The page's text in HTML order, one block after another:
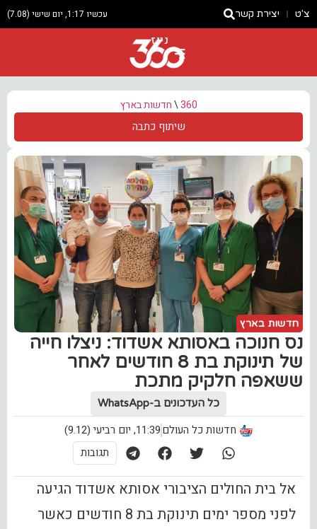
צ'ט יצירת קשר עכשיו 1:17, יום שישי (7.08)
ניוז
360
\חדשות בארץ
שיתוף כתבה
חדשות בארץ
נס חנוכה באסותא אשדוד: ניצלו חייה
של תינוקת בת 8 חודשים לאחר
ששאפה חלקיק מתכת
כל העדכונים ב-WhatsApp
חדשות כל העולם11:39, יום רביעי (9.12)
תגובות
אל בית החולים הציבורי אסותא אשדוד הגיעה
לפני מספר ימים תינוקת בת 8 חודשים כאשר